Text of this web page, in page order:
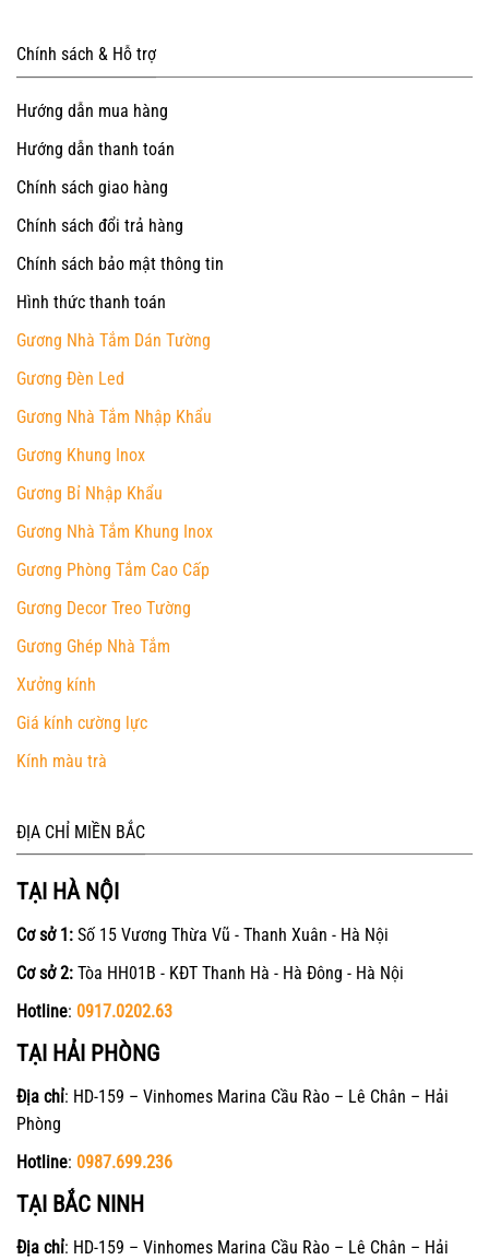
Chính sách & Hỗ trợ
Hướng dẫn mua hàng
Hướng dẫn thanh toán
Chính sách giao hàng
Chính sách đổi trả hàng
Chính sách bảo mật thông tin
Hình thức thanh toán
Gương Nhà Tắm Dán Tường
Gương Đèn Led
Gương Nhà Tắm Nhập Khẩu
Gương Khung Inox
Gương Bỉ Nhập Khẩu
Gương Nhà Tắm Khung Inox
Gương Phòng Tắm Cao Cấp
Gương Decor Treo Tường
Gương Ghép Nhà Tắm
Xưởng kính
Giá kính cường lực
Kính màu trà
ĐỊA CHỈ MIỀN BẮC
TẠI HÀ NỘI
Cơ sở 1: Số 15 Vương Thừa Vũ - Thanh Xuân - Hà Nội
Cơ sở 2: Tòa HH01B - KĐT Thanh Hà - Hà Đông - Hà Nội
Hotline: 0917.0202.63
TẠI HẢI PHÒNG
Địa chỉ: HD-159 – Vinhomes Marina Cầu Rào – Lê Chân – Hải
Phòng
Hotline: 0987.699.236
TẠI BẮC NINH
Địa chỉ: HD-159 – Vinhomes Marina Cầu Rào – Lê Chân – Hải